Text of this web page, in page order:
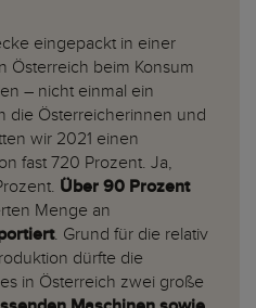
eingepackt in einer
Österreich beim Konsum
– nicht einmal ein
die Österreicherinnen und
wir 2021 einen
fast 720 Prozent. Ja,
Über 90 Prozent
Menge an
. Grund für die relativ
dürfte die
in Österreich zwei große